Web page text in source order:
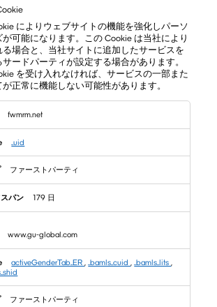
によりウェブサイトの機能を強化しパーソ
が可能になります。この Cookie は当社により
る場合と、当社サイトに追加したサービスを
ードパーティが設定する場合があります。
を受け入れなければ、サービスの一部また
が正常に機能しない可能性があります。
fwmrm.net
_uid
ファーストパーティ
179 日
www.gu-global.com
activeGenderTab_ER,_bamls_cuid,_bamls_lits,
ファーストパーティ